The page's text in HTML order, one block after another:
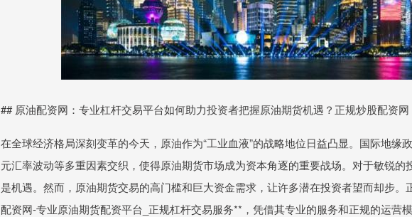
## 原油配资网：专业杠杆交易平台如何助力投资者把握原油期货机遇？正规炒股配资网
在全球经济格局深刻变革的今天，原油作为“工业血液”的战略地位日益凸显。国际地缘
元汇率波动等多重因素交织，使得原油期货市场成为资本角逐的重要战场。对于敏锐的
是机遇。然而，原油期货交易的高门槛和巨大资金需求，让许多潜在投资者望而却步。
配资网-专业原油期货配资平台_正规杠杆交易服务**，凭借其专业的服务和正规的运营